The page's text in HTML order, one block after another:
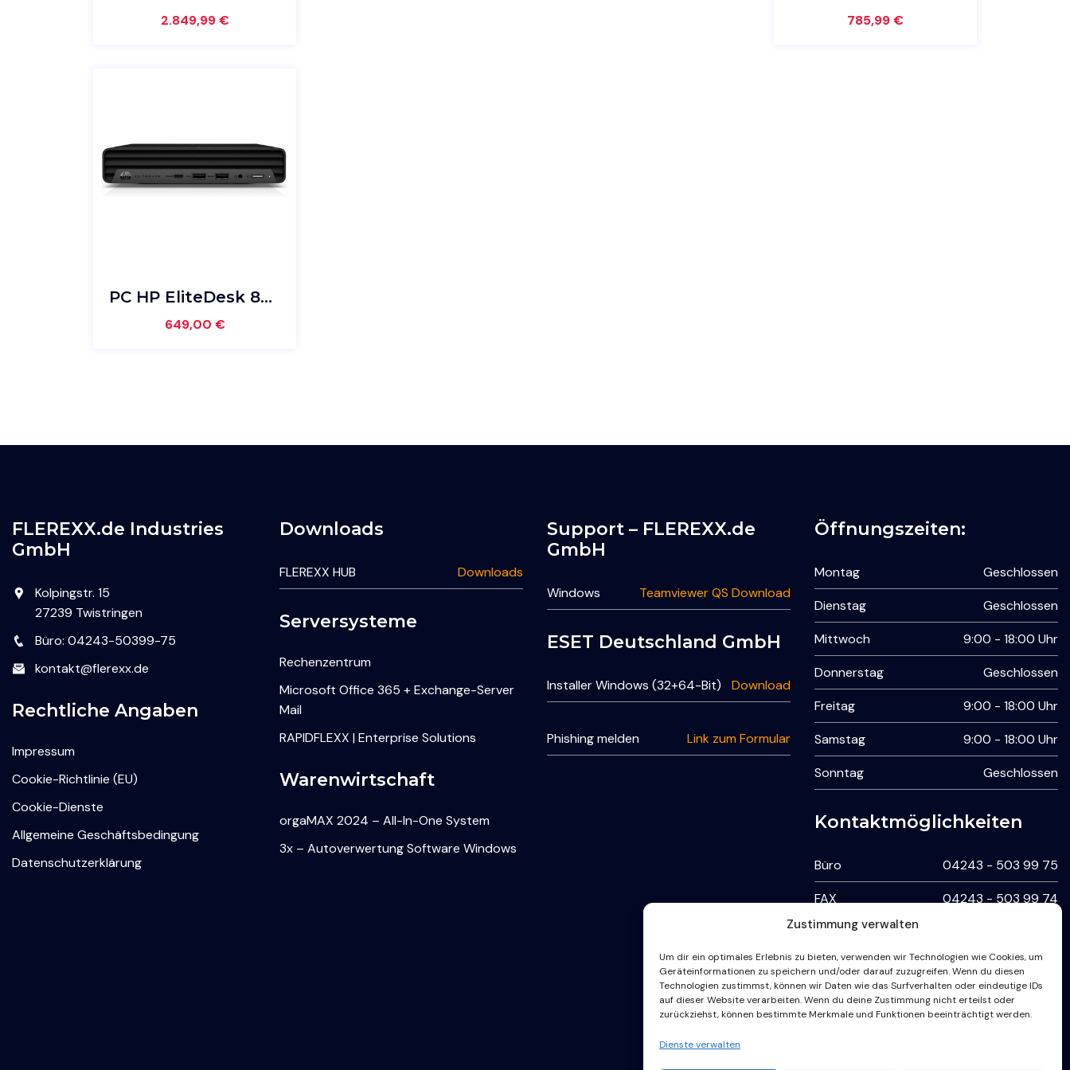
Zustimmung verwalten
Um dir ein optimales Erlebnis zu bieten, verwenden wir Technologien wie Cookies, um
Geräteinformationen zu speichern und/oder darauf zuzugreifen. Wenn du diesen
Technologien zustimmst, können wir Daten wie das Surfverhalten oder eindeutige IDs
auf dieser Website verarbeiten. Wenn du deine Zustimmung nicht erteilst oder
zurückziehst, können bestimmte Merkmale und Funktionen beeinträchtigt werden.
Dienste verwalten
2.849,99€ 785,99€
PC HP EliteDesk 800 G6 i5-10500T / 16GB DDR4 / 512GB SSD / Win 11 Pro / USFF / 142449
649,00 €
FLEREXX.de Industries
GmbH
Kolpingstr. 15
27239 Twistringen
Büro: 04243-50399-75
kontakt@flerexx.de
Rechtliche Angaben
Impressum
Cookie-Richtlinie (EU)
Cookie-Dienste
Allgemeine Geschäftsbedingung
Datenschutzerklärung
Downloads
FLEREXX HUB Downloads
Serversysteme
Rechenzentrum
Microsoft Office 365 + Exchange-Server
Mail
RAPIDFLEXX | Enterprise Solutions
Warenwirtschaft
orgaMAX 2024 – All-In-One System
3x – Autoverwertung Software Windows
Support – FLEREXX.de
GmbH
Windows Teamviewer QS Download
ESET Deutschland GmbH
Installer Windows (32+64-Bit) Download
Phishing melden Link zum Formular
Öffnungszeiten:
Montag
Geschlossen
Dienstag
Geschlossen
Mittwoch
9:00 - 18:00 Uhr
Donnerstag
Geschlossen
Freitag
9:00 - 18:00 Uhr
Samstag
9:00 - 18:00 Uhr
Sonntag
Geschlossen
Kontaktmöglichkeiten
Büro
04243 - 503 99 75
FAX
04243 - 503 99 74
WhatsApp
24-7 Störungshotline 0160 996 377 37